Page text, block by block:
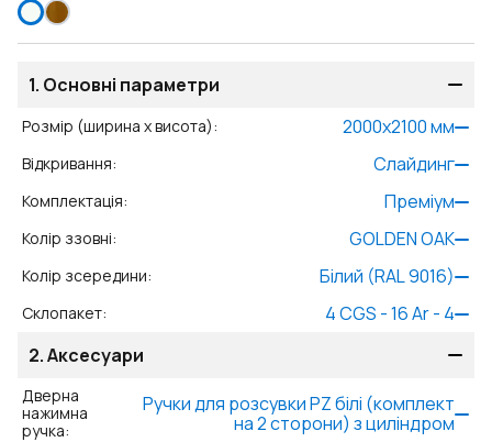
1. Основні параметри
Розмір (ширина x висота): 2000x2100мм
Відкривання: Слайдинг
Комплектація: Преміум
Колір ззовні: GOLDEN OAK
Колір зсередини: Білий (RAL 9016)
Склопакет:
4 CGS - 16 Ar - 4
2.Аксесуари
Дверна
нажимна
ручка:
Ручки для розсувки PZ білі (комплект
на 2 сторони) з циліндром